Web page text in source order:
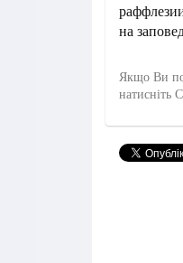
на
Якщо Ви
натисніть